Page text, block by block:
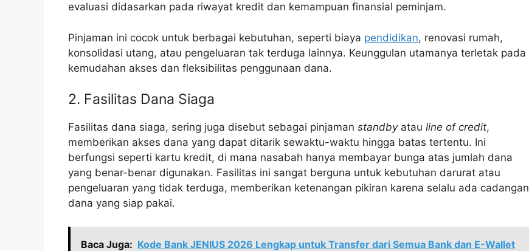
evaluasi didasarkan pada riwayat kredit dan kemampuan finansial peminjam.
Pinjaman ini cocok untuk berbagai kebutuhan, seperti biaya pendidikan, renovasi rumah,
konsolidasi utang, atau pengeluaran tak terduga lainnya. Keunggulan utamanya terletak pada
kemudahan akses dan fleksibilitas penggunaan dana.
2. Fasilitas Dana Siaga
Fasilitas dana siaga, sering juga disebut sebagai pinjaman standbyatau line of credit,
memberikan akses dana yang dapat ditarik sewaktu-waktu hingga batas tertentu. Ini
berfungsi seperti kartu kredit, di mana nasabah hanya membayar bunga atas jumlah dana
yang benar-benar digunakan. Fasilitas ini sangat berguna untuk kebutuhan darurat atau
pengeluaran yang tidak terduga, memberikan ketenangan pikiran karena selalu ada cadangan
dana yang siap pakai.
Baca Juga: Kode Bank JENIUS 2026 Lengkap untuk Transfer dari Semua Bank dan E-Wallet